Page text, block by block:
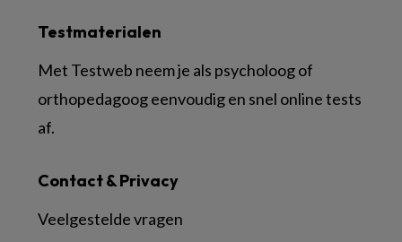
Contact & Privacy
Veelgestelde vragen
Testmaterialen
Met Testweb neem je als psycholoog of
orthopedagoog eenvoudig en snel online tests
af.